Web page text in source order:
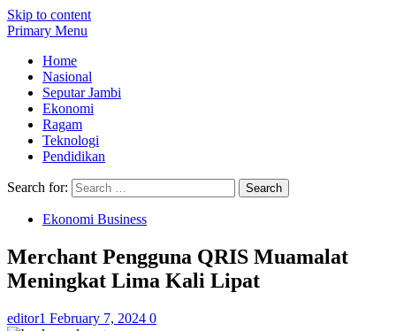
Skip to content
Primary Menu
Home
Nasional
Seputar Jambi
Ekonomi
Ragam
Teknologi
Pendidikan
Search for:
Ekonomi Business
Merchant Pengguna QRIS Muamalat
Meningkat Lima Kali Lipat
editor1 February 7, 2024 0